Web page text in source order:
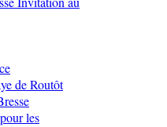
de Routôt
les